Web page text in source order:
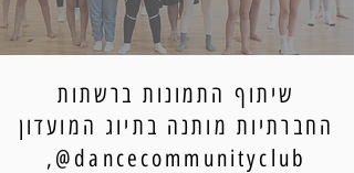
שיתוף התמונות ברשתות
החברתיות מותנה בתיוג המועדון
dancecommunityclub@,